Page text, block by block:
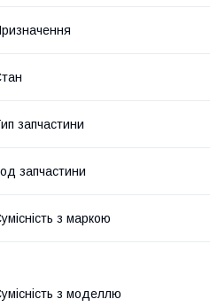
запчастини
запчастини
з маркою
з моделлю